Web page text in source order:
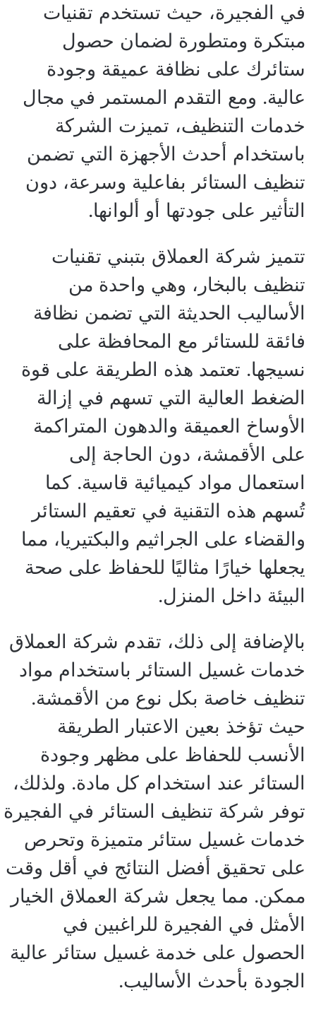
في الفجيرة، حيث تستخدم تقنيات
مبتكرة ومتطورة لضمان حصول
ستائرك على نظافة عميقة وجودة
عالية. ومع التقدم المستمر في مجال
خدمات التنظيف، تميزت الشركة
باستخدام أحدث الأجهزة التي تضمن
تنظيف الستائر بفاعلية وسرعة، دون
التأثير على جودتها أو ألوانها.
تتميز شركة العملاق بتبني تقنيات
تنظيف بالبخار، وهي واحدة من
الأساليب الحديثة التي تضمن نظافة
فائقة للستائر مع المحافظة على
نسيجها. تعتمد هذه الطريقة على قوة
الضغط العالية التي تسهم في إزالة
الأوساخ العميقة والدهون المتراكمة
على الأقمشة، دون الحاجة إلى
استعمال مواد كيميائية قاسية. كما
تُسهم هذه التقنية في تعقيم الستائر
والقضاء على الجراثيم والبكتيريا، مما
يجعلها خيارًا مثاليًا للحفاظ على صحة
البيئة داخل المنزل.
بالإضافة إلى ذلك، تقدم شركة العملاق
خدمات غسيل الستائر باستخدام مواد
تنظيف خاصة بكل نوع من الأقمشة.
حيث تؤخذ بعين الاعتبار الطريقة
الأنسب للحفاظ على مظهر وجودة
الستائر عند استخدام كل مادة. ولذلك،
توفر شركة تنظيف الستائر في الفجيرة
خدمات غسيل ستائر متميزة وتحرص
على تحقيق أفضل النتائج في أقل وقت
ممكن. مما يجعل شركة العملاق الخيار
الأمثل في الفجيرة للراغبين في
الحصول على خدمة غسيل ستائر عالية
الجودة بأحدث الأساليب.